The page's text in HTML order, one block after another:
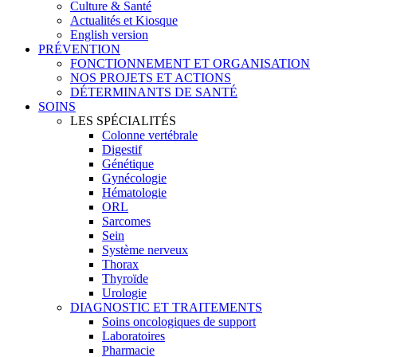
Culture & Santé
Actualités et Kiosque
English version
PRÉVENTION
FONCTIONNEMENT ET ORGANISATION
NOS PROJETS ET ACTIONS
DÉTERMINANTS DE SANTÉ
SOINS
LES SPÉCIALITÉS
Colonne vertébrale
Digestif
Génétique
Gynécologie
Hématologie
ORL
Sarcomes
Sein
Système nerveux
Thorax
Thyroïde
Urologie
DIAGNOSTIC ET TRAITEMENTS
Soins oncologiques de support
Laboratoires
Pharmacie